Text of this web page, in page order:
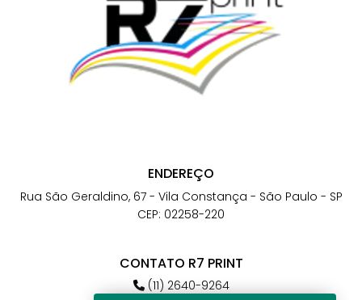
ENDEREÇO
Rua São Geraldino, 67 - Vila Constança - São Paulo - SP
CEP: 02258-220
CONTATO R7 PRINT
(11) 2640-9264